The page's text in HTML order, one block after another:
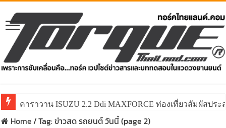
คาราวาน ISUZU 2.2 Ddi MAXFORCE ท่องเที่ยวสัมผัสป
Home/Tag:ข่าวสด รถยนต์ วันนี้(page 2)